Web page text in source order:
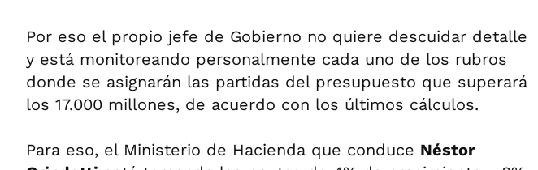
Por eso el propio jefe de Gobierno no quiere descuidar detalle
y está monitoreando personalmente cada uno de los rubros
donde se asignarán las partidas del presupuesto que superará
los 17.000 millones, de acuerdo con los últimos cálculos.
Para eso, el Ministerio de Hacienda que conduce Néstor